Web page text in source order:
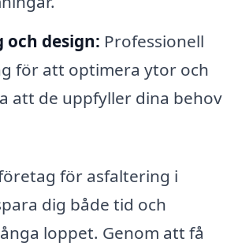
och design: Professionell
för att optimera ytor och
att de uppfyller dina behov
för asfaltering i
dig både tid och
loppet. Genom att få